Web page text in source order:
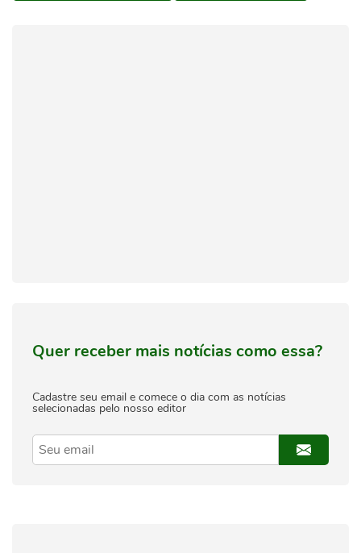
Quer receber mais notícias como essa?
Cadastre seu email e comece o dia com as notícias
selecionadas pelo nosso editor